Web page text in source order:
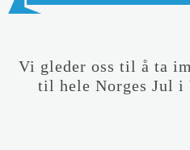
Vi gleder oss til å ta
til hele Norges Jul i